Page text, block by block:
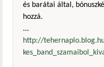
és barátai által,
hozzá.
...
http://